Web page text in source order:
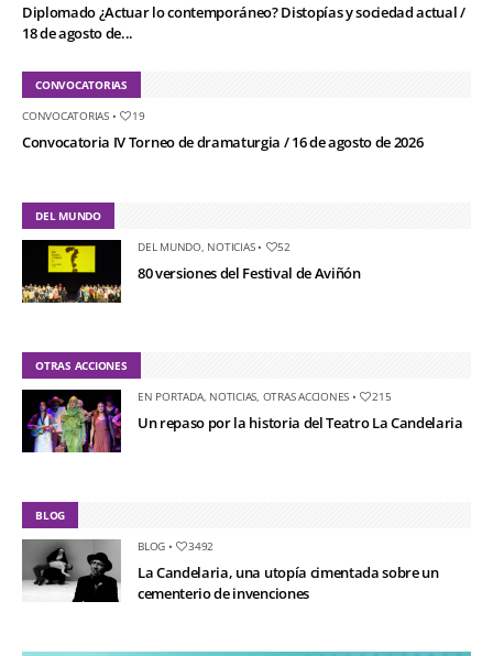
Diplomado ¿Actuar lo contemporáneo? Distopías y sociedad actual /
18 de agosto de...
CONVOCATORIAS
CONVOCATORIAS• 19
Convocatoria IV Torneo de dramaturgia / 16 de agosto de 2026
DEL MUNDO
DEL MUNDO, NOTICIAS• 52
80 versiones del Festival de Aviñón
OTRAS ACCIONES
EN PORTADA, NOTICIAS OTRAS ACCIONES • 215
Un repaso por la historia del Teatro La Candelaria
BLOG
BLOG • 3492
La Candelaria, una utopía cimentada sobre un
cementerio de invenciones